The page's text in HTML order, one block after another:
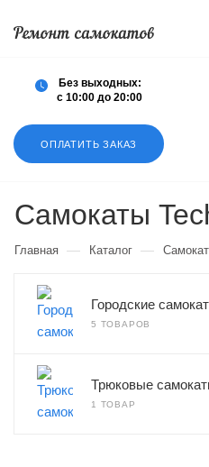
ОПЛАТИТЬ ЗАКАЗ
Без выходных:
с 10:00 до 20:00
Самокаты
Главная — Каталог —
Городские
5 ТОВАРОВ
Трюковые
1 ТОВАР